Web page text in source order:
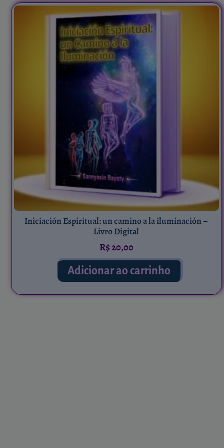
Iniciación Espiritual: un camino a la iluminación –
Livro Digital
R$20,00
Adicionar ao carrinho